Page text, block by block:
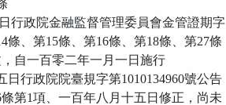
行政院金融監督管理委員會金管證期字
條、第15條、第16條、第18條、第27條
自一百零二年一月一日施行
行政院院臺規字第1010134960號公告
第1項、一百年八月十五日修正，尚未